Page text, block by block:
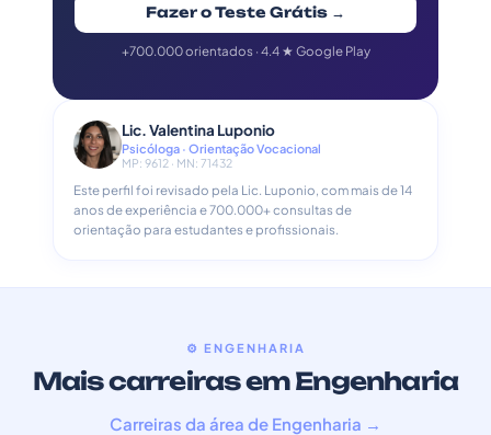
Fazer o Teste Grátis →
+700.000 orientados · 4.4 ★ Google Play
Lic. Valentina Luponio
Psicóloga · Orientação Vocacional
MP: 9612 · MN: 71432
Este perfil foi revisado pela Lic. Luponio, com mais de 14
anos de experiência e 700.000+ consultas de
orientação para estudantes e profissionais.
⚙️ ENGENHARIA
Mais carreiras em Engenharia
Carreiras da área de Engenharia →